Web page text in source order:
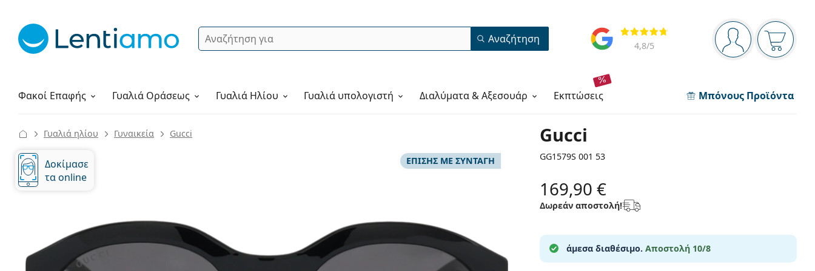
Πίνακας πλοήγησης
Είστε
Το
Αξιολογήσεις
4,8/5
Αναζήτηση Αναζήτηση
Φακοί Επαφής
Υγρά φακών ΓυαλιάΟράσεως Γυαλιά Ηλίου Γυαλιά υπολογιστή Διαλύματα & Αξεσουάρ εκπτώσεις Μπόνους Προϊόντα
Πώς να παραγγείλετε
Gucci
GG1579S 001 53
Γυαλιά ηλίου Γυναικεία Gucci
ΕΠΊΣΗΣ ΜΕ ΣΥΝΤΑΓΉ
Δοκίμασε
τα online
169,90 €
Δωρεάν αποστολή!
άμεσα διαθέσιμο. Αποστολή 10/8